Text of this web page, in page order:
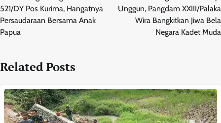
521/DY Pos Kurima, Hangatnya
Persaudaraan Bersama Anak
Papua
Unggun, Pangdam XXIII/Palaka
Wira Bangkitkan Jiwa Bela
Negara Kadet Muda
Related Posts